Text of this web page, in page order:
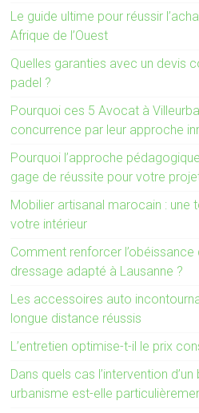
Le guide ultime pour réussir
Afrique de l’Ouest
Quelles garanties avec un devis
padel ?
Pourquoi ces 5 Avocat à
concurrence par leur approche
Pourquoi l’approche
gage de réussite pour votre
Mobilier artisanal marocain : une
votre intérieur
Comment renforcer
dressage adapté à Lausanne ?
Les accessoires auto
longue distance réussis
L’entretien optimise-t-il le prix
Dans quels cas l’intervention d’un
urbanisme est-elle